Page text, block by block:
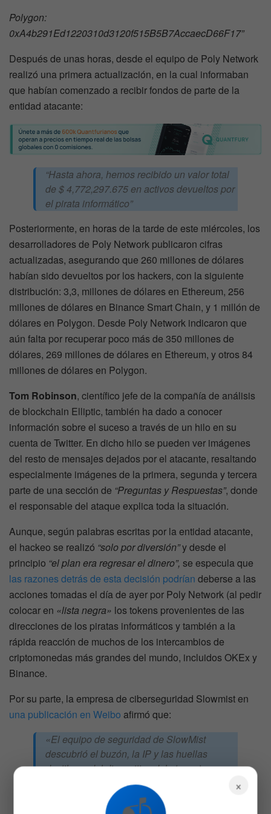
Polygon:
0xA4b291Ed1220310d3120f515B5B7AccaecD66F17”
Después de unas horas, desde el equipo de Poly Network
realizó una primera actualización, en la cual informaban
que habían comenzado a recibir fondos de parte de la
entidad atacante:
“Hasta ahora, hemos recibido un valor total
de $ 4,772,297.675 en activos devueltos por
el pirata informático”
Posteriormente, en horas de la tarde de este miércoles, los
desarrolladores de Poly Network publicaron cifras
actualizadas, asegurando que 260 millones de dólares
habían sido devueltos por los hackers, con la siguiente
distribución: 3,3, millones de dólares en Ethereum, 256
millones de dólares en Binance Smart Chain, y 1 millón de
dólares en Polygon. Desde Poly Network indicaron que
aún falta por recuperar poco más de 350 millones de
dólares, 269 millones de dólares en Ethereum, y otros 84
millones de dólares en Polygon.
Tom Robinson, científico jefe de la compañía de análisis
de blockchain Elliptic, también ha dado a conocer
información sobre el suceso a través de un hilo en su
cuenta de Twitter. En dicho hilo se pueden ver imágenes
del resto de mensajes dejados por el atacante, resaltando
especialmente imágenes de la primera, segunda y tercera
parte de una sección de “Preguntas y Respuestas”, donde
el responsable del ataque explica toda la situación.
Aunque, según palabras escritas por la entidad atacante,
el hackeo se realizó “solo por diversión”y desde el
principio “el plan era regresar el dinero”, se especula que
las razones detrás de esta decisión podrían deberse a las
acciones tomadas el día de ayer por Poly Network (al pedir
colocar en «lista negra» los tokens provenientes de las
direcciones de los piratas informáticos y también a la
rápida reacción de muchos de los intercambios de
criptomonedas más grandes del mundo, incluidos OKEx y
Binance.
Por su parte, la empresa de ciberseguridad Slowmist en
una publicación en Weibo afirmó que:
«El equipo de seguridad de SlowMist
descubrió el buzón, la IP y las huellas
dactilares del dispositivo del atacante a
través del seguimiento dentro y fuera de la
cadena, y está rastreando posibles pistas de
×